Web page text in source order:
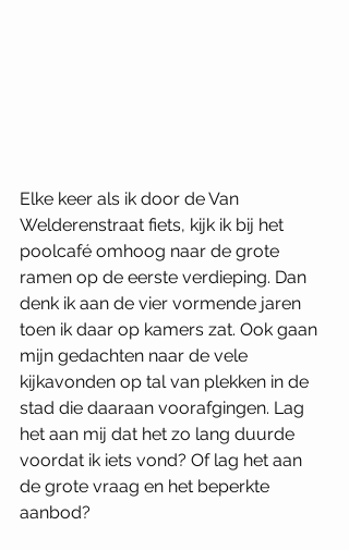
Elke keer als ik door de Van
Welderenstraat fiets, kijk ik bij het
poolcafé omhoog naar de grote
ramen op de eerste verdieping. Dan
denk ik aan de vier vormende jaren
toen ik daar op kamers zat. Ook gaan
mijn gedachten naar de vele
kijkavonden op tal van plekken in de
stad die daaraan voorafgingen. Lag
het aan mij dat het zo lang duurde
voordat ik iets vond? Of lag het aan
de grote vraag en het beperkte
aanbod?